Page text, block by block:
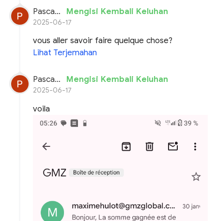
Pascal planchon Mengisi Kembali Keluhan
2025-06-17
vous aller savoir faire quelque chose?
Lihat Terjemahan
Pascal planchon Mengisi Kembali Keluhan
2025-06-17
voila